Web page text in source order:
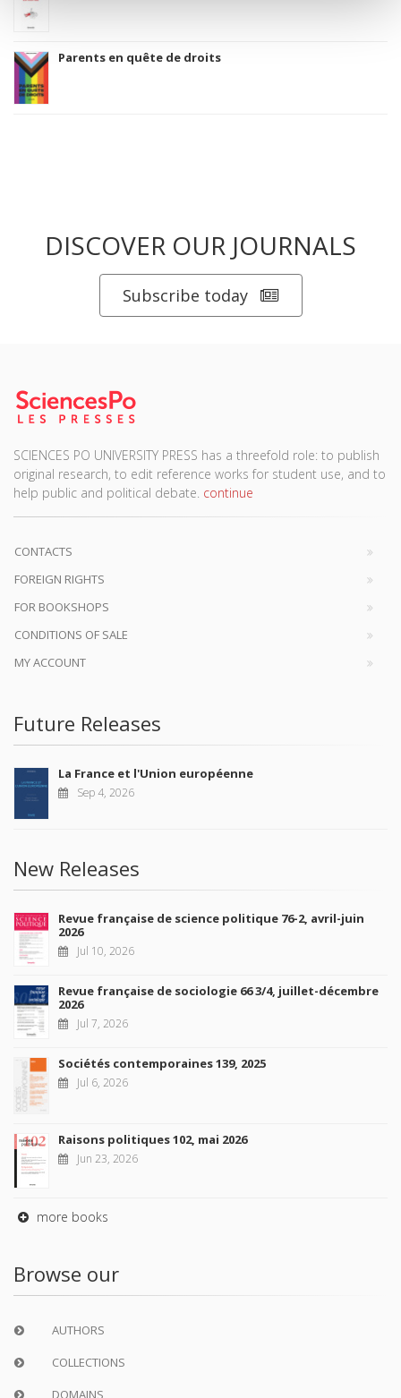
Parents en quête de droits
DISCOVER OUR JOURNALS
Subscribe today
SCIENCES PO UNIVERSITY PRESS has a threefold role: to publish
original research, to edit reference works for student use, and to
help public and political debate. continue
CONTACTS
FOREIGN RIGHTS
FOR BOOKSHOPS
CONDITIONS OF SALE
MY ACCOUNT
Future Releases
La France et l'Union européenne
Sep 4, 2026
New Releases
Revue française de science politique 76-2, avril-juin
2026
Jul 10, 2026
Revue française de sociologie 66 3/4, juillet-décembre
2026
Jul 7, 2026
Sociétés contemporaines 139, 2025
Jul 6, 2026
Raisons politiques 102, mai 2026
Jun 23, 2026
more books
Browse our
AUTHORS
COLLECTIONS
DOMAINS